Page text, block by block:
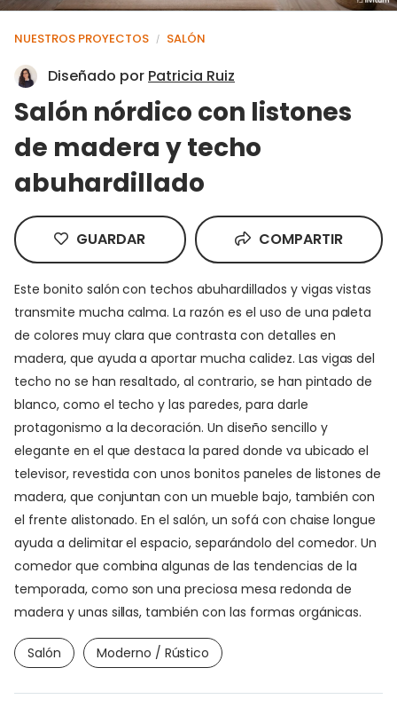
NUESTROS PROYECTOS / SALÓN
Diseñado por Patricia Ruiz
Salón nórdico con listones
de madera y techo
abuhardillado
GUARDAR COMPARTIR
Este bonito salón con techos abuhardillados y vigas vistas
transmite mucha calma. La razón es el uso de una paleta
de colores muy clara que contrasta con detalles en
madera, que ayuda a aportar mucha calidez. Las vigas del
techo no se han resaltado, al contrario, se han pintado de
blanco, como el techo y las paredes, para darle
protagonismo a la decoración. Un diseño sencillo y
elegante en el que destaca la pared donde va ubicado el
televisor, revestida con unos bonitos paneles de listones de
madera, que conjuntan con un mueble bajo, también con
el frente alistonado. En el salón, un sofá con chaise longue
ayuda a delimitar el espacio, separándolo del comedor. Un
comedor que combina algunas de las tendencias de la
temporada, como son una preciosa mesa redonda de
madera y unas sillas, también con las formas orgánicas.
Salón Moderno / Rústico